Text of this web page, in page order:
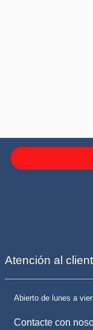
Atención al
Abierto de lunes a
Contacte con